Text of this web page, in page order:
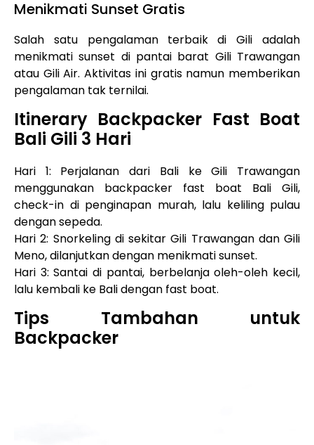
Menikmati Sunset Gratis
Salah satu pengalaman terbaik di Gili adalah
menikmati sunset di pantai barat Gili Trawangan
atau Gili Air. Aktivitas ini gratis namun memberikan
pengalaman tak ternilai.
Itinerary Backpacker Fast Boat
Bali Gili 3 Hari
Hari 1: Perjalanan dari Bali ke Gili Trawangan
menggunakan backpacker fast boat Bali Gili,
check-in di penginapan murah, lalu keliling pulau
dengan sepeda.
Hari 2: Snorkeling di sekitar Gili Trawangan dan Gili
Meno, dilanjutkan dengan menikmati sunset.
Hari 3: Santai di pantai, berbelanja oleh-oleh kecil,
lalu kembali ke Bali dengan fast boat.
Tips Tambahan untuk
Backpacker